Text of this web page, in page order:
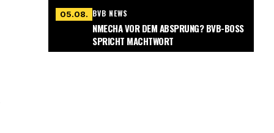
05.08. BVB NEWS
NMECHA VOR DEM ABSPRUNG? BVB-BOSS
SPRICHT MACHTWORT